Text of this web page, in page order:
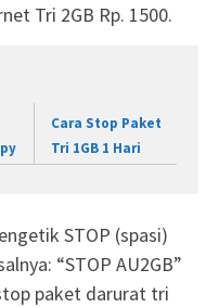
Tri 2GB Rp. 1500.
Cara Stop Paket
Tri 1GB 1 Hari
STOP (spasi)
“STOP AU2GB”
paket darurat tri